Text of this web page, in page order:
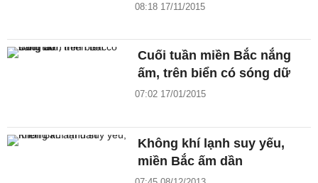
08:18 17/11/2015
Cuối tuần miền Bắc nắng
ấm, trên biển có sóng dữ
07:02 17/01/2015
Không khí lạnh suy yếu,
miền Bắc ấm dần